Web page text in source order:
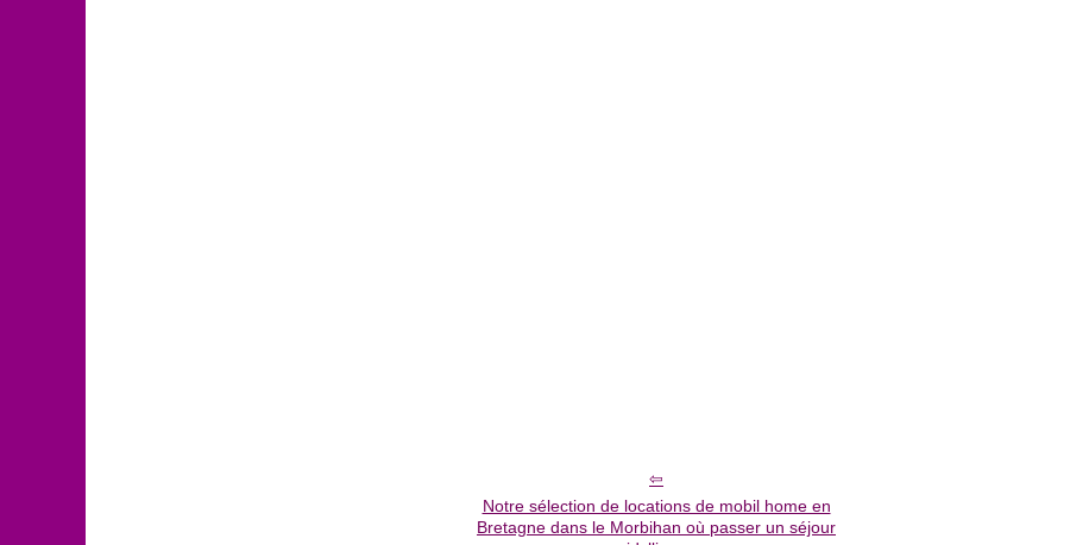
Notre sélection de locations de mobil home en
Bretagne dans le Morbihan où passer un séjour